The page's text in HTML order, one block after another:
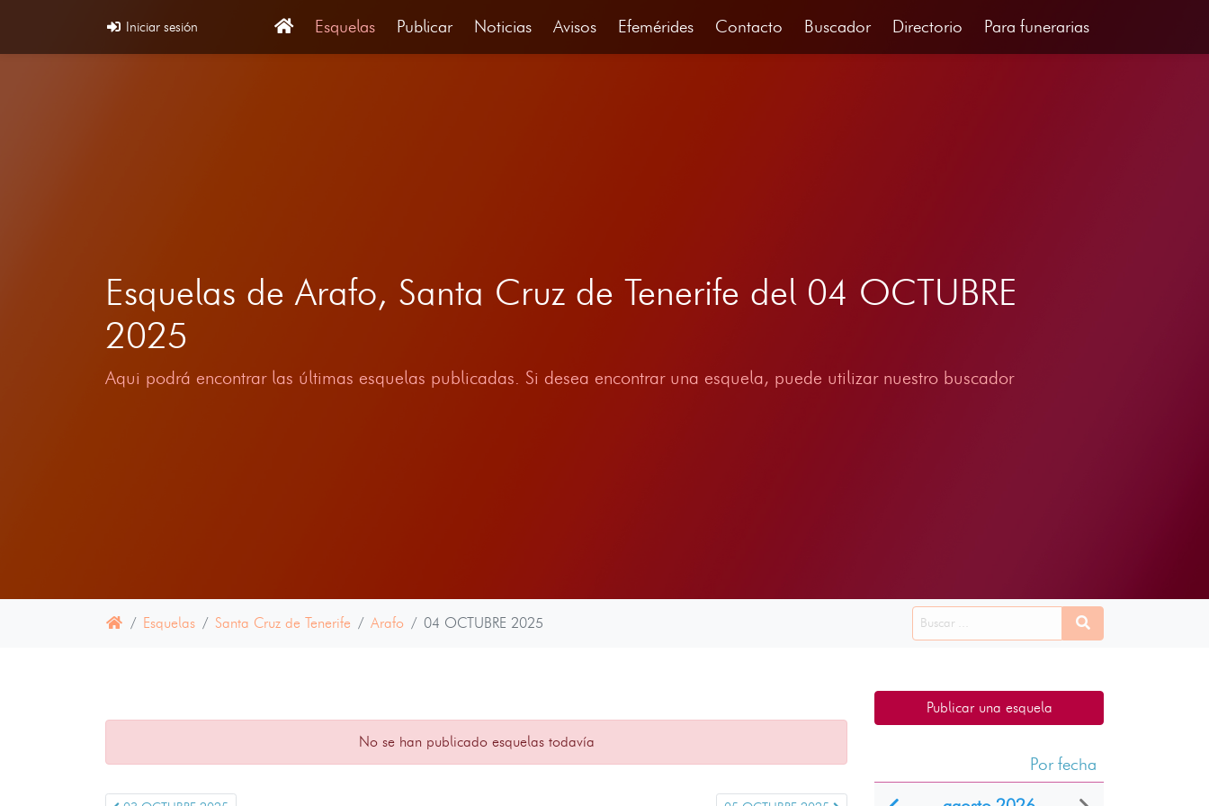
Iniciar sesión Esquelas Publicar Noticias Avisos Efemérides Contacto Buscador Directorio Para funerarias
Esquelas de Arafo, Santa Cruz de Tenerife del 04 OCTUBRE
2025
Aqui podrá encontrar las últimas esquelas publicadas. Si desea encontrar una esquela, puede utilizar nuestro buscador
Esquelas Santa Cruz de Tenerife Arafo 04 OCTUBRE 2025
No se han publicado esquelas todavía
Publicar una esquela
Por fecha